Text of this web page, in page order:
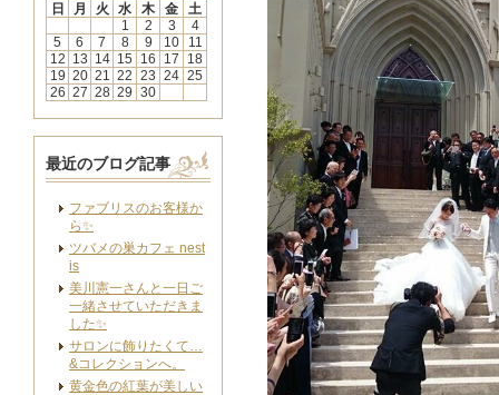
日
月 火 水 木 金
土
1
2 3
4
5
6 7 8 9 10
11
12 13 14 15 16 17
18
19 20 21 22 23 24 25
26 27 28 29 30
最近のブログ記事
ファブリスのお客様か
ら✨
ツバメの巣カフェ nest
is
美川憲一さんと一日ご
一緒させていただきま
した✨
サロンに飾りたくて…
&コレクションへ。
黄金色の紅葉が美しい